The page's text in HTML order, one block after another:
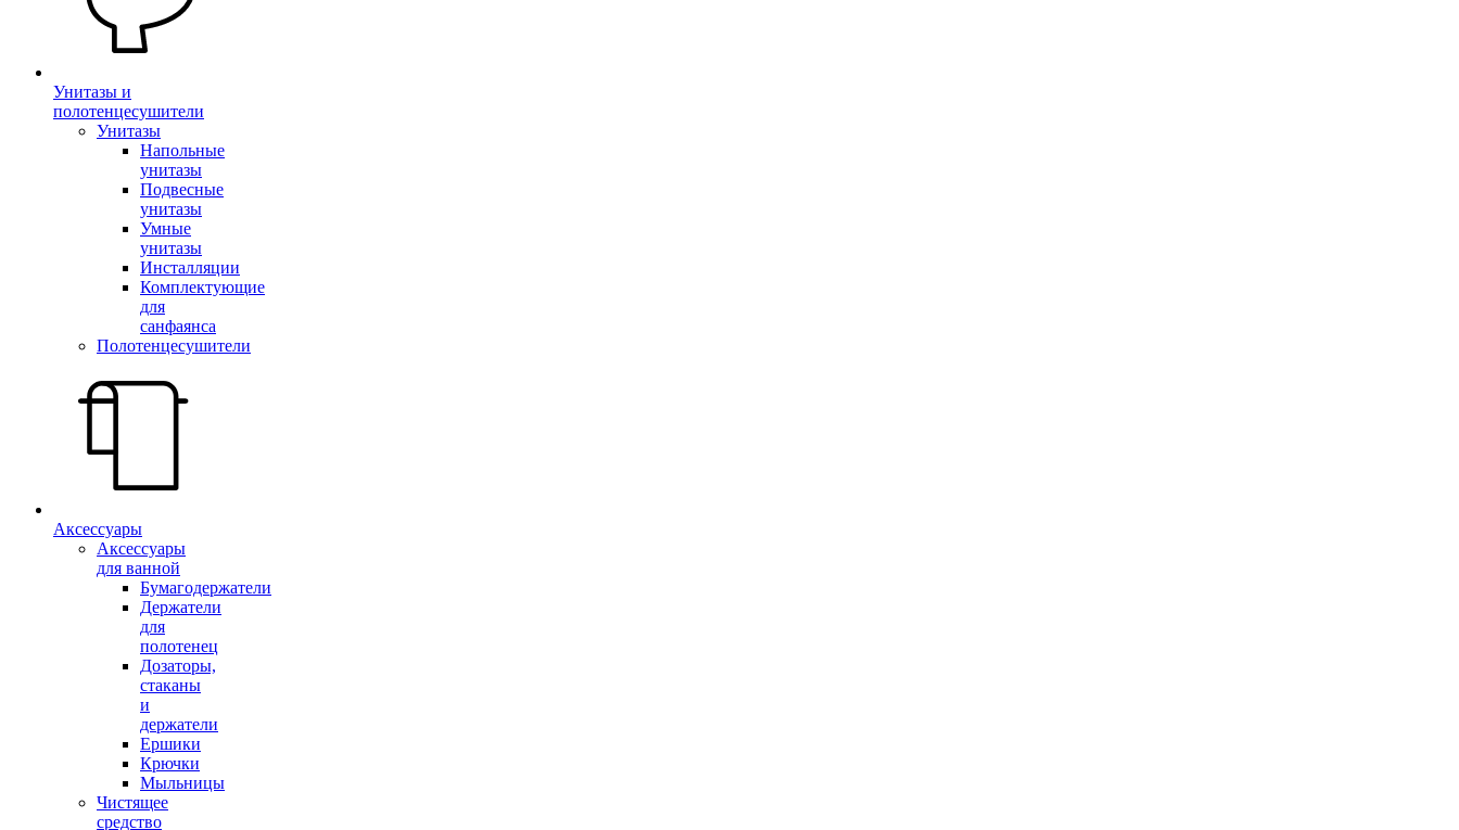
Унитазы и
полотенцесушители
Унитазы
Напольные
унитазы
Подвесные
унитазы
Умные
унитазы
Инсталляции
Комплектующие
для
санфаянса
Полотенцесушители
Аксессуары
Аксессуары
для ванной
Бумагодержатели
Держатели
для
полотенец
Дозаторы,
стаканы
и
держатели
Ершики
Крючки
Мыльницы
Чистящее
средство